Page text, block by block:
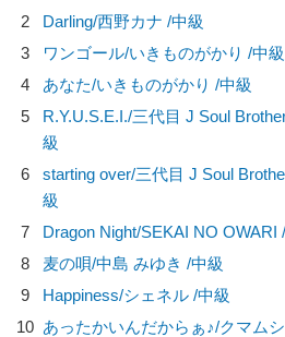
2
Darling/西野カナ /中級
3
ワンゴール/いきものがかり /中級
4
あなた/いきものがかり /中級
5
R.Y.U.S.E.I./三代目 J Soul
級
6
starting over/三代目 J Soul
級
7
Dragon Night/SEKAI NO OWARI
8
麦の唄/中島 みゆき /中級
9
Happiness/シェネル /中級
10 あったかいんだからぁ♪/クマムシ